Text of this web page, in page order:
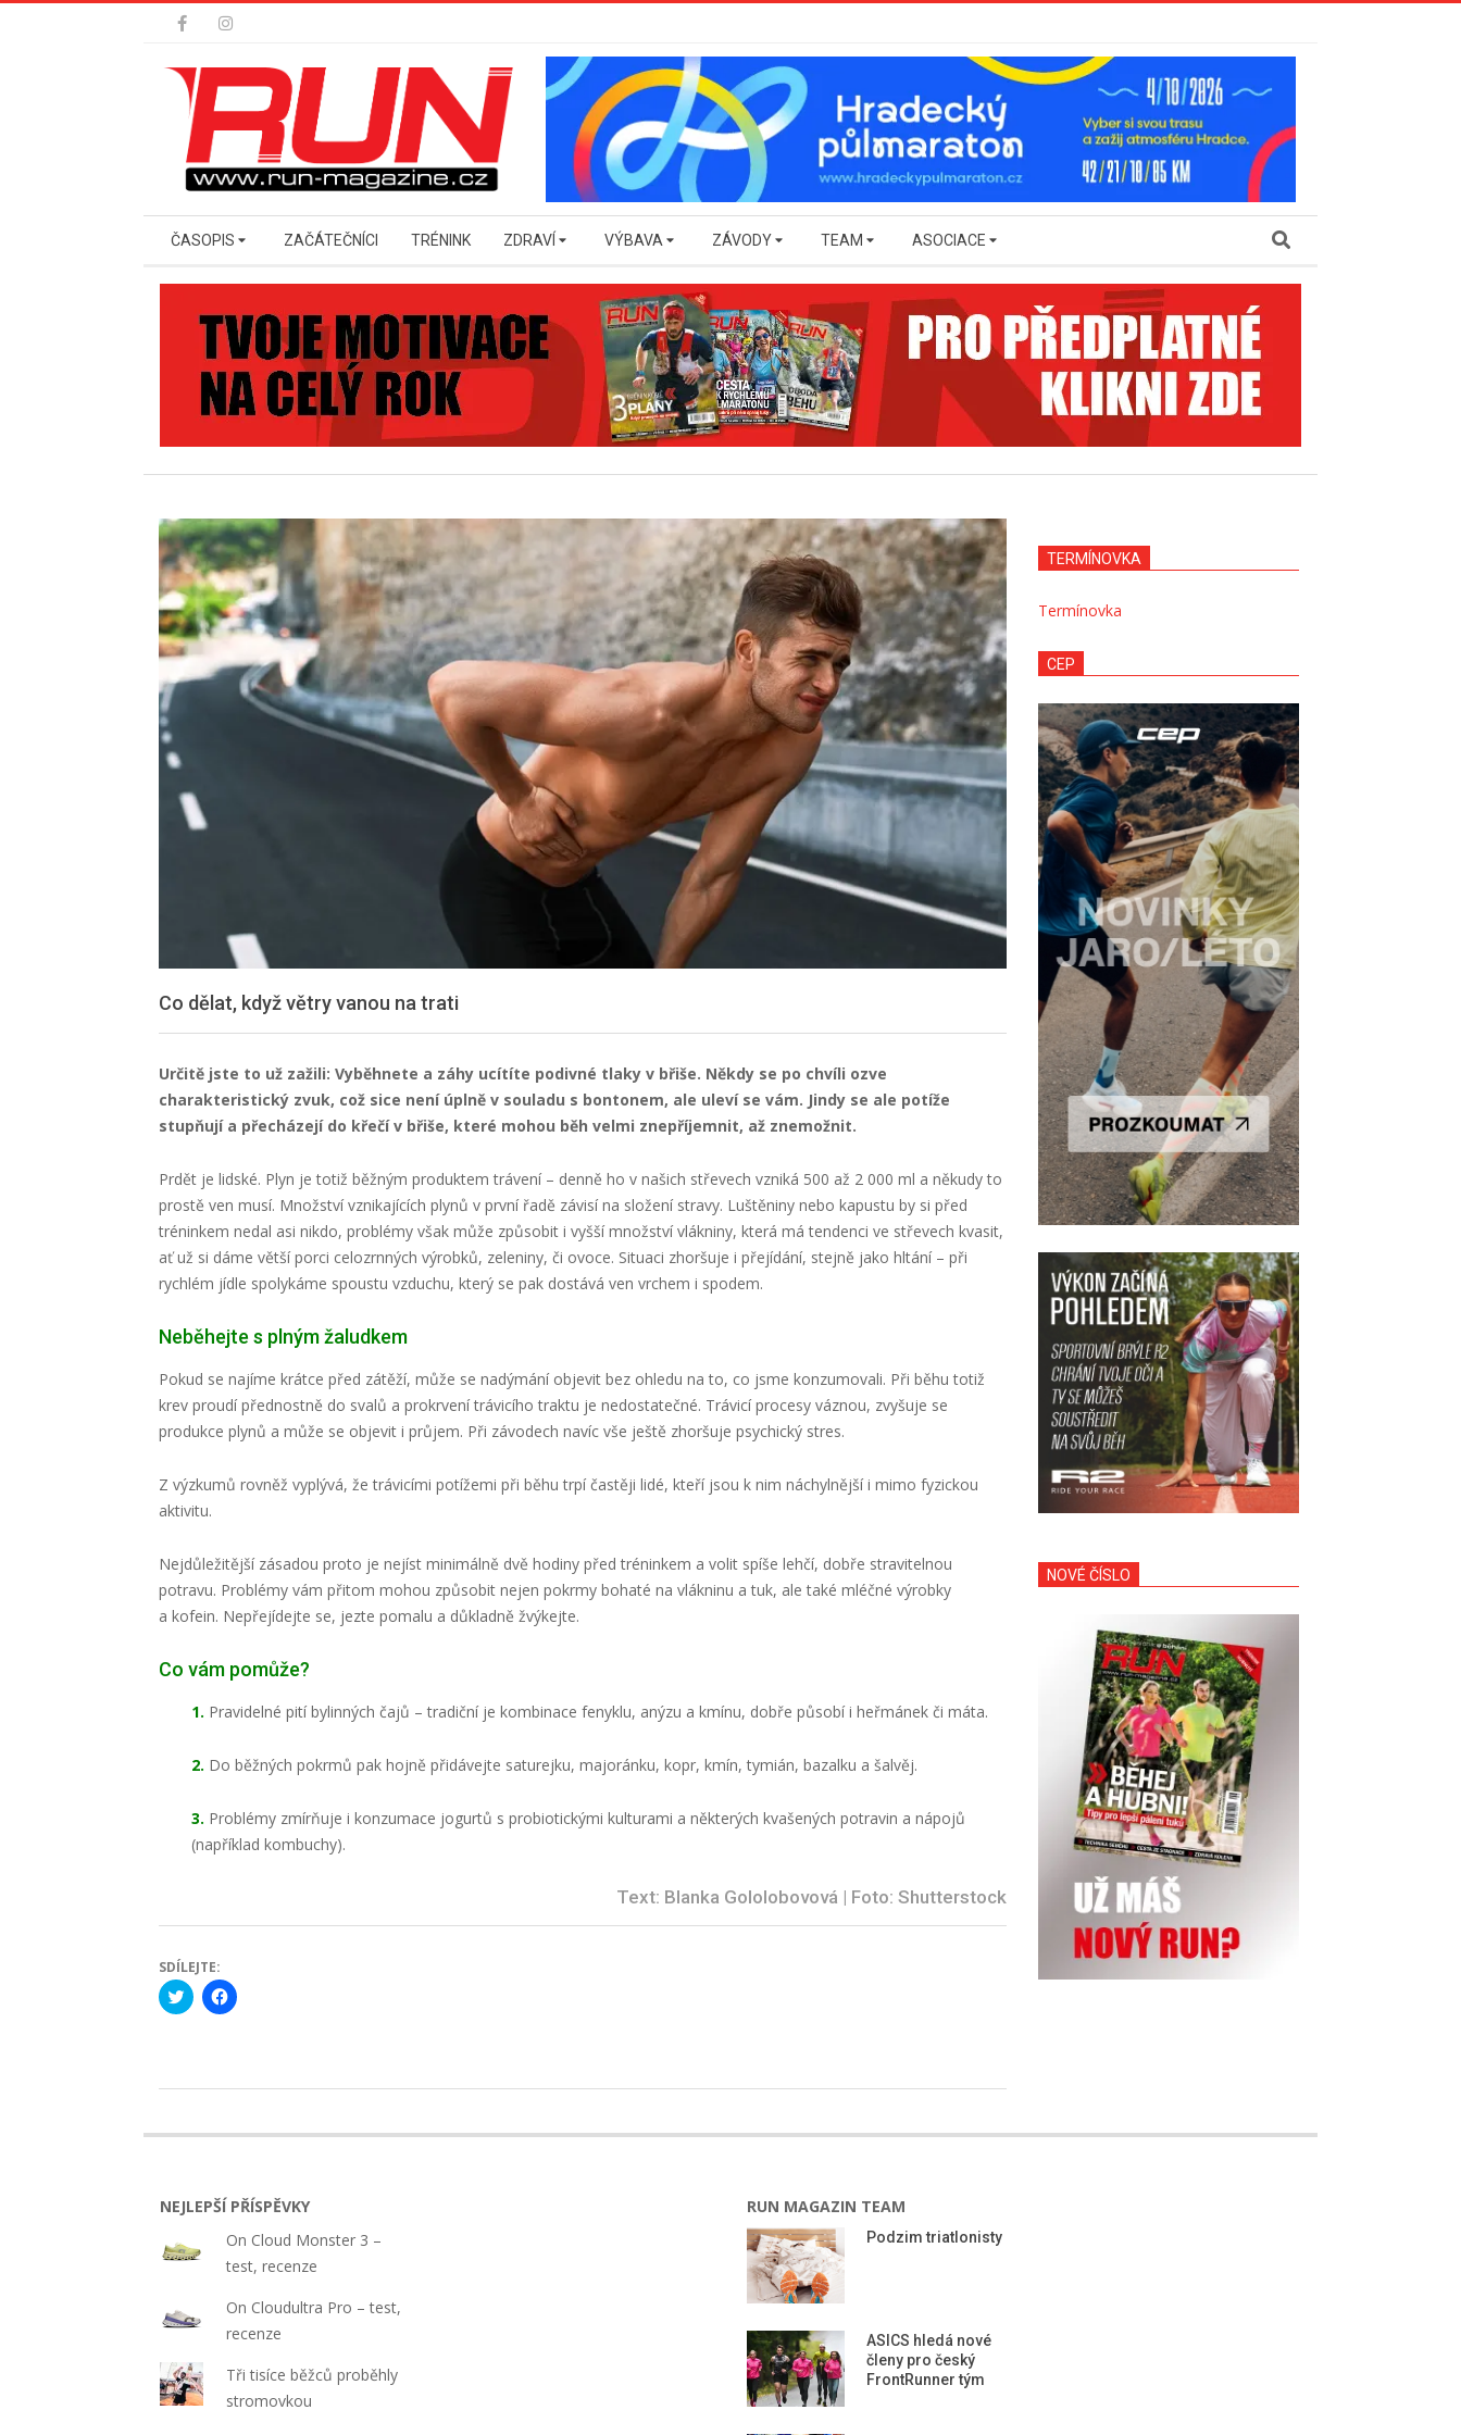
Secondary
Menu
ČASOPIS ZAČÁTEČNÍCI TRÉNINK ZDRAVÍ VÝBAVA ZÁVODY TEAM ASOCIACE Search
Co dělat, když větry vanou na trati
Určitě jste to už zažili: Vyběhnete a záhy ucítíte podivné tlaky v břiše. Někdy se po chvíli ozve
charakteristický zvuk, což sice není úplně v souladu s bontonem, ale uleví se vám. Jindy se ale potíže
stupňují a přecházejí do křečí v břiše, které mohou běh velmi znepříjemnit, až znemožnit.
Prdět je lidské. Plyn je totiž běžným produktem trávení – denně ho v našich střevech vzniká 500 až 2 000 ml a někudy to
prostě ven musí. Množství vznikajících plynů v první řadě závisí na složení stravy. Luštěniny nebo kapustu by si před
tréninkem nedal asi nikdo, problémy však může způsobit i vyšší množství vlákniny, která má tendenci ve střevech kvasit,
ať už si dáme větší porci celozrnných výrobků, zeleniny, či ovoce. Situaci zhoršuje i přejídání, stejně jako hltání – při
rychlém jídle spolykáme spoustu vzduchu, který se pak dostává ven vrchem i spodem.
Neběhejte s plným žaludkem
Pokud se najíme krátce před zátěží, může se nadýmání objevit bez ohledu na to, co jsme konzumovali. Při běhu totiž
krev proudí přednostně do svalů a prokrvení trávicího traktu je nedostatečné. Trávicí procesy váznou, zvyšuje se
produkce plynů a může se objevit i průjem. Při závodech navíc vše ještě zhoršuje psychický stres.
Z výzkumů rovněž vyplývá, že trávicími potížemi při běhu trpí častěji lidé, kteří jsou k nim náchylnější i mimo fyzickou
aktivitu.
Nejdůležitější zásadou proto je nejíst minimálně dvě hodiny před tréninkem a volit spíše lehčí, dobře stravitelnou
potravu. Problémy vám přitom mohou způsobit nejen pokrmy bohaté na vlákninu a tuk, ale také mléčné výrobky
a kofein. Nepřejídejte se, jezte pomalu a důkladně žvýkejte.
Co vám pomůže?
1. Pravidelné pití bylinných čajů – tradiční je kombinace fenyklu, anýzu a kmínu, dobře působí i heřmánek či máta.
2. Do běžných pokrmů pak hojně přidávejte saturejku, majoránku, kopr, kmín, tymián, bazalku a šalvěj.
3. Problémy zmírňuje i konzumace jogurtů s probiotickými kulturami a některých kvašených potravin a nápojů
(například kombuchy).
Text: Blanka Gololobovová | Foto: Shutterstock
SDÍLEJTE:
Click
to
new
Click
to
new
TERMÍNOVKA
Termínovka
CEP
NOVÉ ČÍSLO
NEJLEPŠÍ PŘÍSPĚVKY
On Cloud Monster 3 –
test, recenze
On Cloudultra Pro – test,
recenze
Tři tisíce běžců proběhly
stromovkou
RUN MAGAZIN TEAM
Podzim triatlonisty
ASICS hledá nové
členy pro český
FrontRunner tým